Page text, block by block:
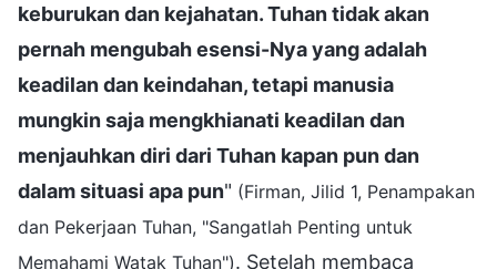
keburukan dan kejahatan. Tuhan tidak akan
pernah mengubah esensi-Nya yang adalah
keadilan dan keindahan, tetapi manusia
mungkin saja mengkhianati keadilan dan
menjauhkan diri dari Tuhan kapan pun dan
dalam situasi apa pun" (Firman, Jilid 1, Penampakan
dan Pekerjaan Tuhan, "Sangatlah Penting untuk
Memahami Watak Tuhan"). Setelah membaca